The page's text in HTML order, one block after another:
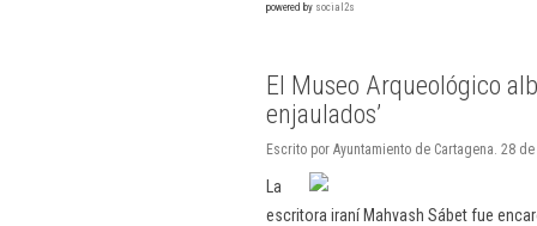
powered by social2s
El Museo Arqueológico
enjaulados’
Escrito por Ayuntamiento de Cartagena. 28
La
escritora iraní Mahvash Sábet fue